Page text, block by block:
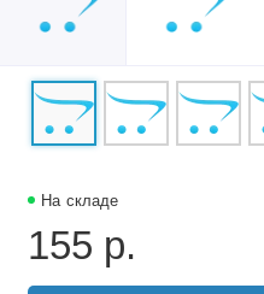
На складе
155 р.